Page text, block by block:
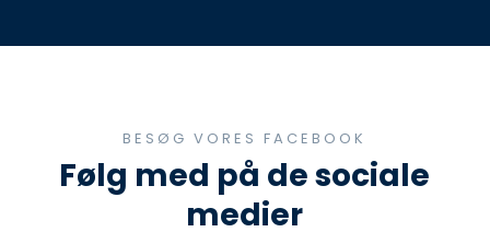
BESØG VORES FACEBOOK
​Følg med på de sociale
medier